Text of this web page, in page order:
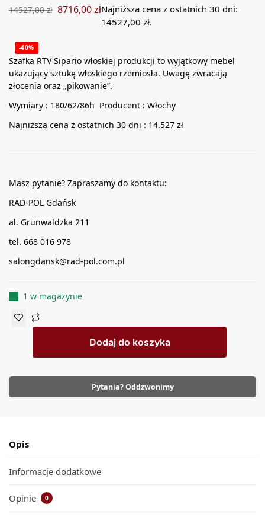
14527,00zł 8716,00złNajniższa cena z ostatnich 30 dni:
14527,00 zł.
-40%
Szafka RTV Sipario włoskiej produkcji to wyjątkowy mebel
ukazujący sztukę włoskiego rzemiosła. Uwagę zwracają
złocenia oraz „pikowanie”.
Wymiary : 180/62/86h Producent : Włochy
Najniższa cena z ostatnich 30 dni : 14.527 zł
Masz pytanie? Zapraszamy do kontaktu:
RAD-POL Gdańsk
al. Grunwaldzka 211
tel. 668 016 978
salongdansk@rad-pol.com.pl
1 w magazynie
Dodaj do koszyka
Pytania? Oddzwonimy
Opis
Informacje dodatkowe
Opinie 0